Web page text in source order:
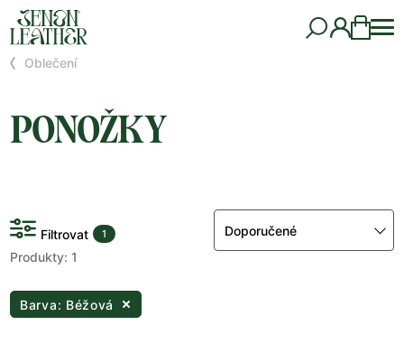
Oblečení
PONOŽKY
Filtrovat 1
Produkty: 1
Doporučené
Barva: Béžová